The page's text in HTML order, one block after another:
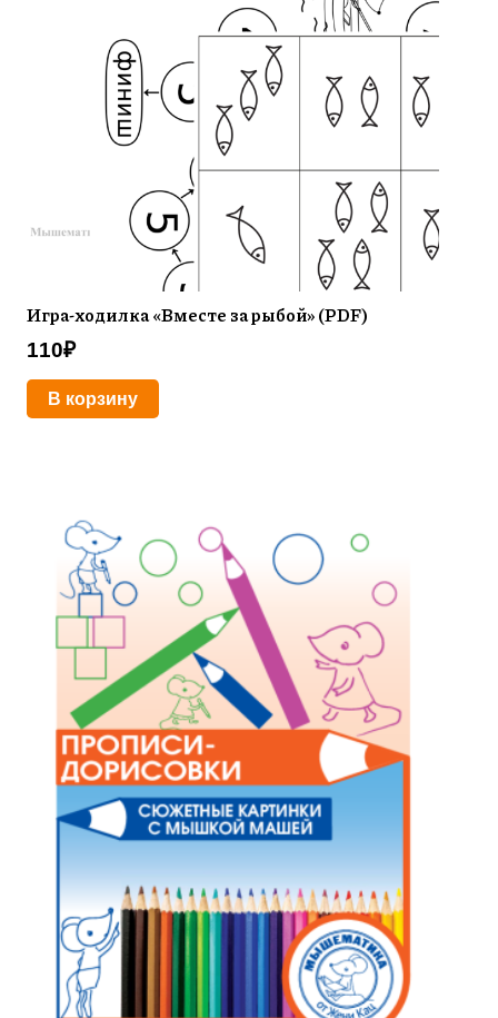
Игра-ходилка «Вместе за рыбой» (PDF)
110₽
В корзину